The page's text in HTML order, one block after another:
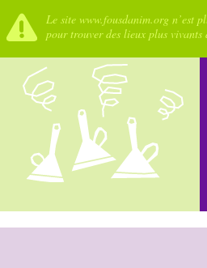
Le site www.fousdanim.org n’est
pour trouver des lieux plus vivants